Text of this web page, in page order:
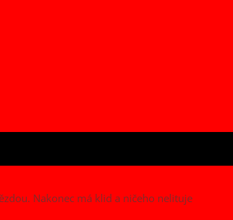
Nakonec má klid a ničeho nelituje